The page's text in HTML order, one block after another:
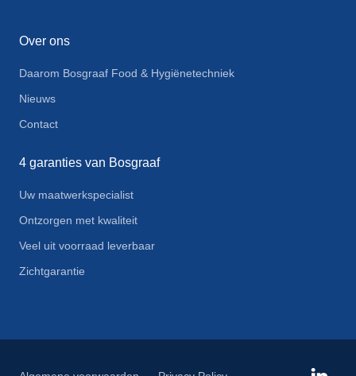
Over ons
Daarom Bosgraaf Food & Hygiënetechniek
Nieuws
Contact
4 garanties van Bosgraaf
Uw maatwerkspecialist
Ontzorgen met kwaliteit
Veel uit voorraad leverbaar
Zichtgarantie